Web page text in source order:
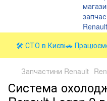
🛠️ СТО в Києві🚗
Запчастини Renault
Система